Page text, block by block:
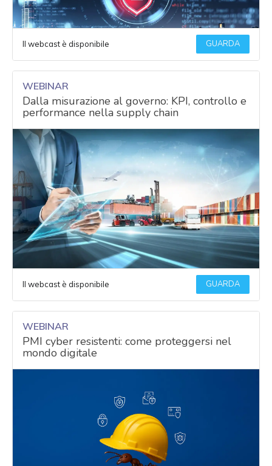
Il webcast è disponibile GUARDA
WEBINAR
Dalla misurazione al governo: KPI, controllo e
performance nella supply chain
Il webcast è disponibile GUARDA
WEBINAR
PMI cyber resistenti: come proteggersi nel
mondo digitale